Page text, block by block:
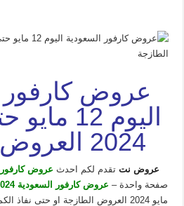
عروض كارفور
2024 العروض الطازجة
عروض نتتقدم لكم احدث عروض كارفور
صفحة واحدة – عروض كارفور السعودية 2024
مايو 2024 العروض الطازجة او حتى نفاذ الكمية من